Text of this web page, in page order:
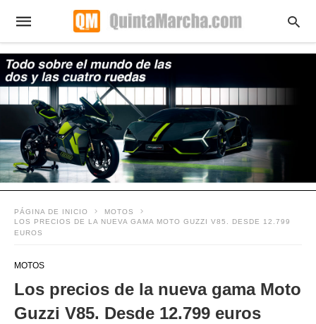
PÁGINA DE INICIO
MOTOS
LOS PRECIOS DE LA NUEVA GAMA MOTO GUZZI V85. DESDE 12.799
EUROS
MOTOS
Los precios de la nueva gama Moto
Guzzi V85. Desde 12.799 euros